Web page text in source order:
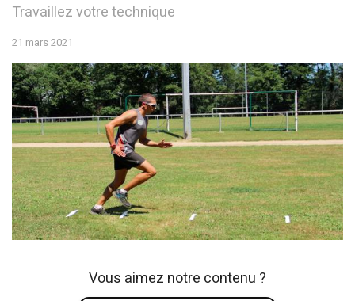
Travaillez votre technique
21 mars 2021
Vous aimez notre contenu ?